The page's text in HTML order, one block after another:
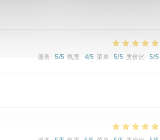
服务 : 5/5 氛围 : 4/5 菜单 : 5/5 质价比 : 5/5